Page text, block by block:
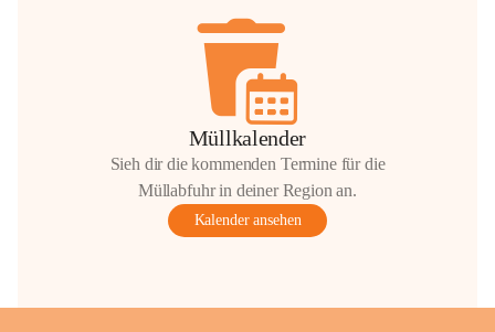
Müllkalender
Sieh dir die kommenden Termine für die
Müllabfuhr in deiner Region an.
Kalender ansehen